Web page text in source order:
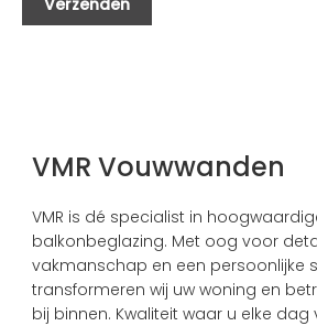
VMR Vouwwanden
VMR is dé specialist in
balkonbeglazing. Met oog voor
vakmanschap en een persoonlijke
transformeren wij uw woning en
bij binnen. Kwaliteit waar u elke dag